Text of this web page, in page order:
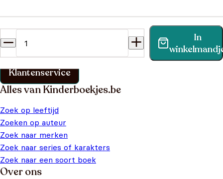
In
Vind binnen no-time antwoord op je vraag op onze
klantenservice pagina.
Klantenservice
Alles van Kinderboekjes.be
Zoek op leeftijd
Zoeken op auteur
Zoek naar merken
Zoek naar series of karakters
Zoek naar een soort boek
Over ons